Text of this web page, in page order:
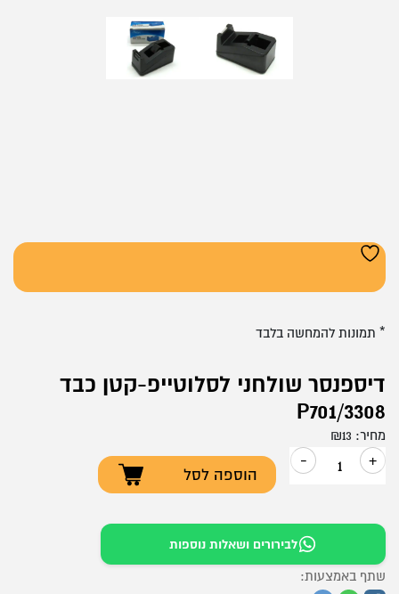
דיספנסר שולחני לסלוטייפ-קטן כבד
P701/3308
מחיר: ₪13
+
כמות
דיספנסר
שולחני
לסלוטייפ-קטן
-
הוספה לסל
לבירורים ושאלות נוספות
שתף באמצעות:
* תמונות להמחשה בלבד